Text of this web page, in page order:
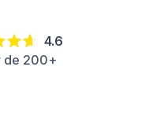
4.6
de 200+